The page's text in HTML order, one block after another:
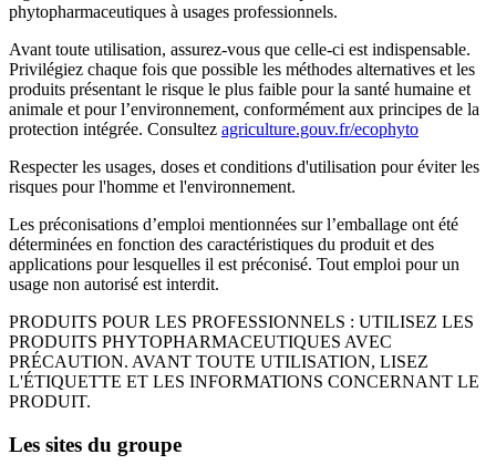
phytopharmaceutiques à usages professionnels.
Avant toute utilisation, assurez-vous que celle-ci est indispensable.
Privilégiez chaque fois que possible les méthodes alternatives et les
produits présentant le risque le plus faible pour la santé humaine et
animale et pour l’environnement, conformément aux principes de la
protection intégrée. Consultez agriculture.gouv.fr/ecophyto
Respecter les usages, doses et conditions d'utilisation pour éviter les
risques pour l'homme et l'environnement.
Les préconisations d’emploi mentionnées sur l’emballage ont été
déterminées en fonction des caractéristiques du produit et des
applications pour lesquelles il est préconisé. Tout emploi pour un
usage non autorisé est interdit.
PRODUITS POUR LES PROFESSIONNELS : UTILISEZ LES
PRODUITS PHYTOPHARMACEUTIQUES AVEC
PRÉCAUTION. AVANT TOUTE UTILISATION, LISEZ
L'ÉTIQUETTE ET LES INFORMATIONS CONCERNANT LE
PRODUIT.
Les sites du groupe